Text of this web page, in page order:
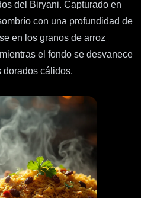
del Biryani. Capturado en
con una profundidad de
en los granos de arroz
el fondo se desvanece
dorados cálidos.